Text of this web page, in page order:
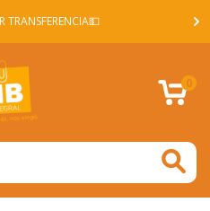
TRANSFERENCIA💵
0